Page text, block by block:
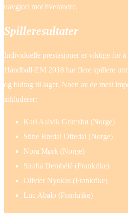
uavgjort mot hverandre.
Spilleresultater
Individuelle prestasjoner er viktige for å
Håndball-EM 2018 har flere spillere
og bidrag til laget. Noen av de mest
inkluderer:
Kari Aalvik Grimsbø (Norge)
Stine Bredal Oftedal (Norge)
Nora Mørk (Norge)
Siraba Dembélé (Frankrike)
Olivier Nyokas (Frankrike)
Luc Abalo (Frankrike)